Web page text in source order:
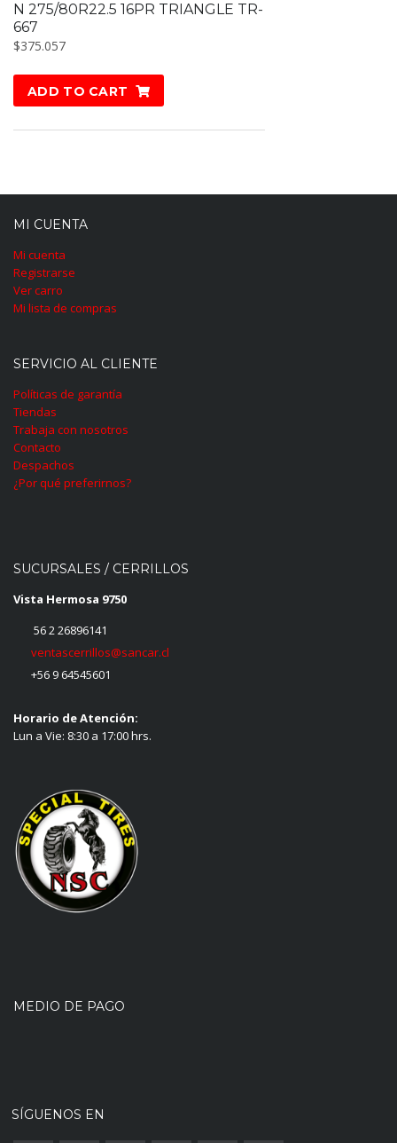
N 275/80R22.5 16PR TRIANGLE TR-
667
$375.057
ADD TO CART
MI CUENTA
Mi cuenta
Registrarse
Ver carro
Mi lista de compras
SERVICIO AL CLIENTE
Políticas de garantía
Tiendas
Trabaja con nosotros
Contacto
Despachos
¿Por qué preferirnos?
SUCURSALES / CERRILLOS
Vista Hermosa 9750
56 2 26896141
ventascerrillos@sancar.cl
+56 9 64545601
Horario de Atención:
Lun a Vie: 8:30 a 17:00 hrs.
MEDIO DE PAGO
SÍGUENOS EN